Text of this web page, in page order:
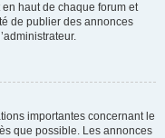
haut de chaque forum et
de publier des annonces
importantes concernant le
que possible. Les annonces